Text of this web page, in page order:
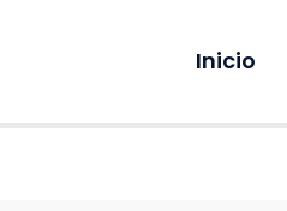
Inicio